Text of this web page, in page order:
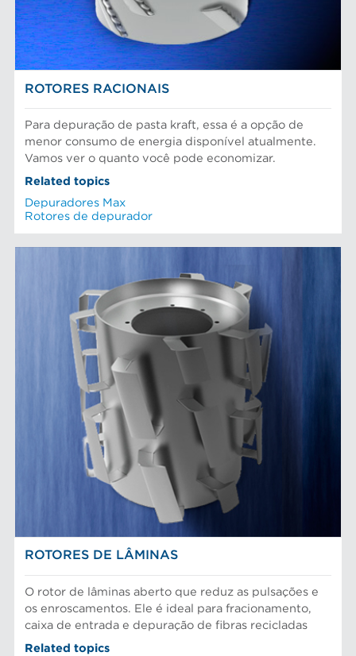
Pasta Mecanica
Refinação de fibras
Testes e laboratório
NOTICIAS AFT
ROTORES RACIONAIS
Para depuração de pasta kraft, essa é a opção de
menor consumo de energia disponível atualmente.
Vamos ver o quanto você pode economizar.
Related topics
Depuradores Max
Rotores de depurador
ROTORES DE LÂMINAS
O rotor de lâminas aberto que reduz as pulsações e
os enroscamentos. Ele é ideal para fracionamento,
caixa de entrada e depuração de fibras recicladas
Related topics